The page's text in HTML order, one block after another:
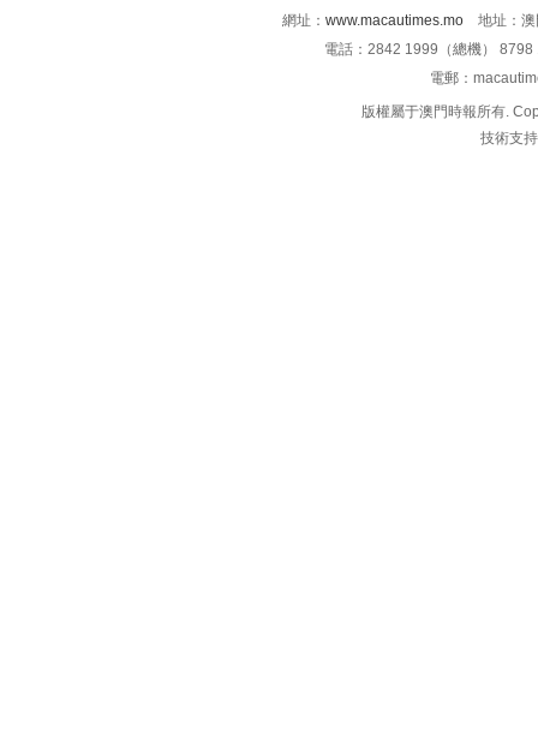
網址： www.macautimes.mo 地址：澳
電話：2842 1999（總機）
電郵：
版權屬于澳門時報所有.
技術支